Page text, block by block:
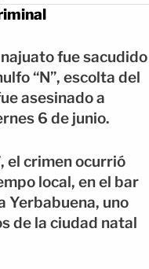
fue sacudido
“N”, escolta del
asesinado a
6 de junio.
el crimen ocurrió
local, en el bar
Yerbabuena, uno
de la ciudad natal